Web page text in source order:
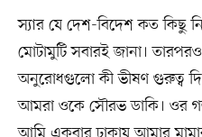
স্যার যে দেশ-বিদেশ কত কিছু
মোটামুটি সবারই জানা।
অনুরোধগুলো কী ভীষণ গুরুত্ব
আমরা ওকে সৌরভ ডাকি। ওর